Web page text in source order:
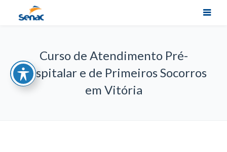
Curso de Atendimento Pré-
Hospitalar e de Primeiros Socorros
em Vitória